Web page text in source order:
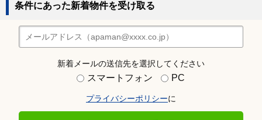
条件にあった新着物件を受け取る
新着メールの送信先を選択してください
スマートフォン PC
プライバシーポリシーに